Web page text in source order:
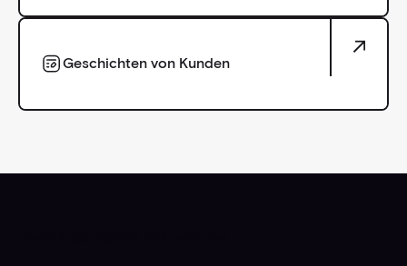
Ressourcenzentrum
Geschichten von Kunden